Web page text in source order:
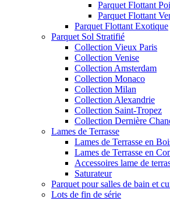
Parquet Flottant
Parquet Flottant
Parquet Flottant Exotique
Parquet Sol Stratifié
Collection Vieux Paris
Collection Venise
Collection Amsterdam
Collection Monaco
Collection Milan
Collection Alexandrie
Collection Saint-Tropez
Collection Dernière
Lames de Terrasse
Lames de Terrasse en
Lames de Terrasse en
Accessoires lame de
Saturateur
Parquet pour salles de bain et
Lots de fin de série